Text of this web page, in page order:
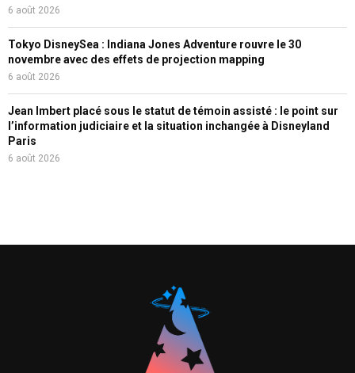
6 août 2026
Tokyo DisneySea : Indiana Jones Adventure rouvre le 30
novembre avec des effets de projection mapping
6 août 2026
Jean Imbert placé sous le statut de témoin assisté : le point sur
l’information judiciaire et la situation inchangée à Disneyland
Paris
6 août 2026